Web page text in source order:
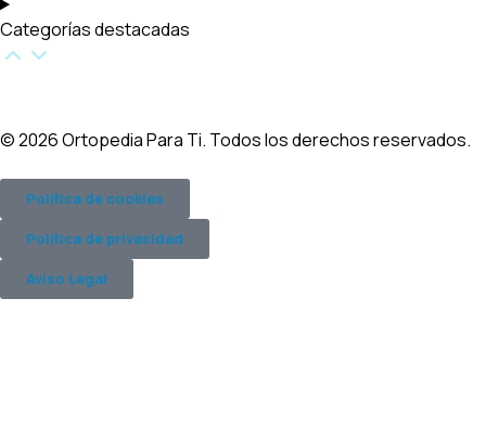
Categorías destacadas​
© 2026 Ortopedia Para Ti. Todos los derechos reservados.
Política de cookies
Política de privacidad
Aviso Legal